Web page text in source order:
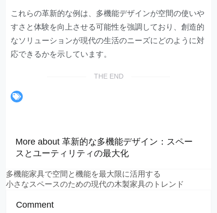
これらの革新的な例は、多機能デザインが空間の使いや
すさと体験を向上させる可能性を強調しており、創造的
なソリューションが現代の生活のニーズにどのように対
応できるかを示しています。
THE END
More about 革新的な多機能デザイン：スペー
スとユーティリティの最大化
多機能家具で空間と機能を最大限に活用する
小さなスペースのための現代の木製家具のトレンド
Comment